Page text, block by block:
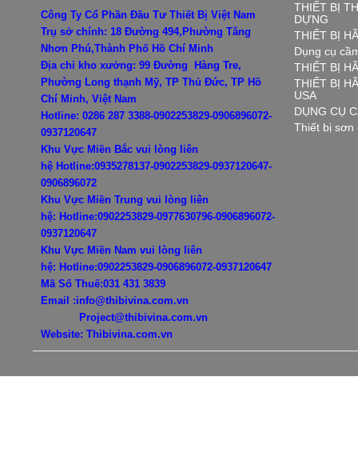
Công Ty Cổ Phần Đầu Tư Thiết Bị Việt Nam
Trụ sở chính: 18 Đường 494,Phường Tăng
Nhơn Phú,Thành Phố Hồ Chí Minh
Địa chỉ kho xưởng: 99 Đường Hàng Tre,
Phường Long thạnh Mỹ, TP Thủ Đức, TP Hồ
Chí Minh, Việt Nam
Hotline: 0286 287 3388-0902253829-0906896072-
0937120647
Khu Vực Miền Bắc vui lòng liên
hệ Hotline:0935278137-0902253829-0937120647-
0906896072
Khu Vực Miền Trung vui lòng liên
hệ: Hotline:0902253829-0977630796-0906896072-
0937120647
Khu Vực Miền Nam vui lòng liên
hệ: Hotline:0902253829-0906896072-0937120647
Mã Số Thuế:031 431 3839
Email :info@thibivina.com.vn
Project@thibivina.com.vn
Website: Thibivina.com.vn
THIẾT BỊ
DỰNG
THIẾT BỊ
Dụng cụ
THIẾT BỊ
THIẾT BỊ
USA
DỤNG CỤ
Thiết bị sơn